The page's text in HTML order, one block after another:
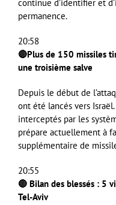
continue d’identifier et
permanence.
20:58
🔴Plus de 150 missiles
une troisième salve
Depuis le début de
ont été lancés vers
interceptés par les
prépare actuellement à
supplémentaire de
20:55
🔴 Bilan des blessés : 5
Tel-Aviv